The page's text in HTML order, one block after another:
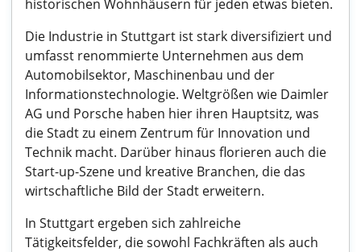
historischen Wohnhäusern für jeden etwas bieten.
Die Industrie in Stuttgart ist stark diversifiziert und
umfasst renommierte Unternehmen aus dem
Automobilsektor, Maschinenbau und der
Informationstechnologie. Weltgrößen wie Daimler
AG und Porsche haben hier ihren Hauptsitz, was
die Stadt zu einem Zentrum für Innovation und
Technik macht. Darüber hinaus florieren auch die
Start-up-Szene und kreative Branchen, die das
wirtschaftliche Bild der Stadt erweitern.
In Stuttgart ergeben sich zahlreiche
Tätigkeitsfelder, die sowohl Fachkräften als auch